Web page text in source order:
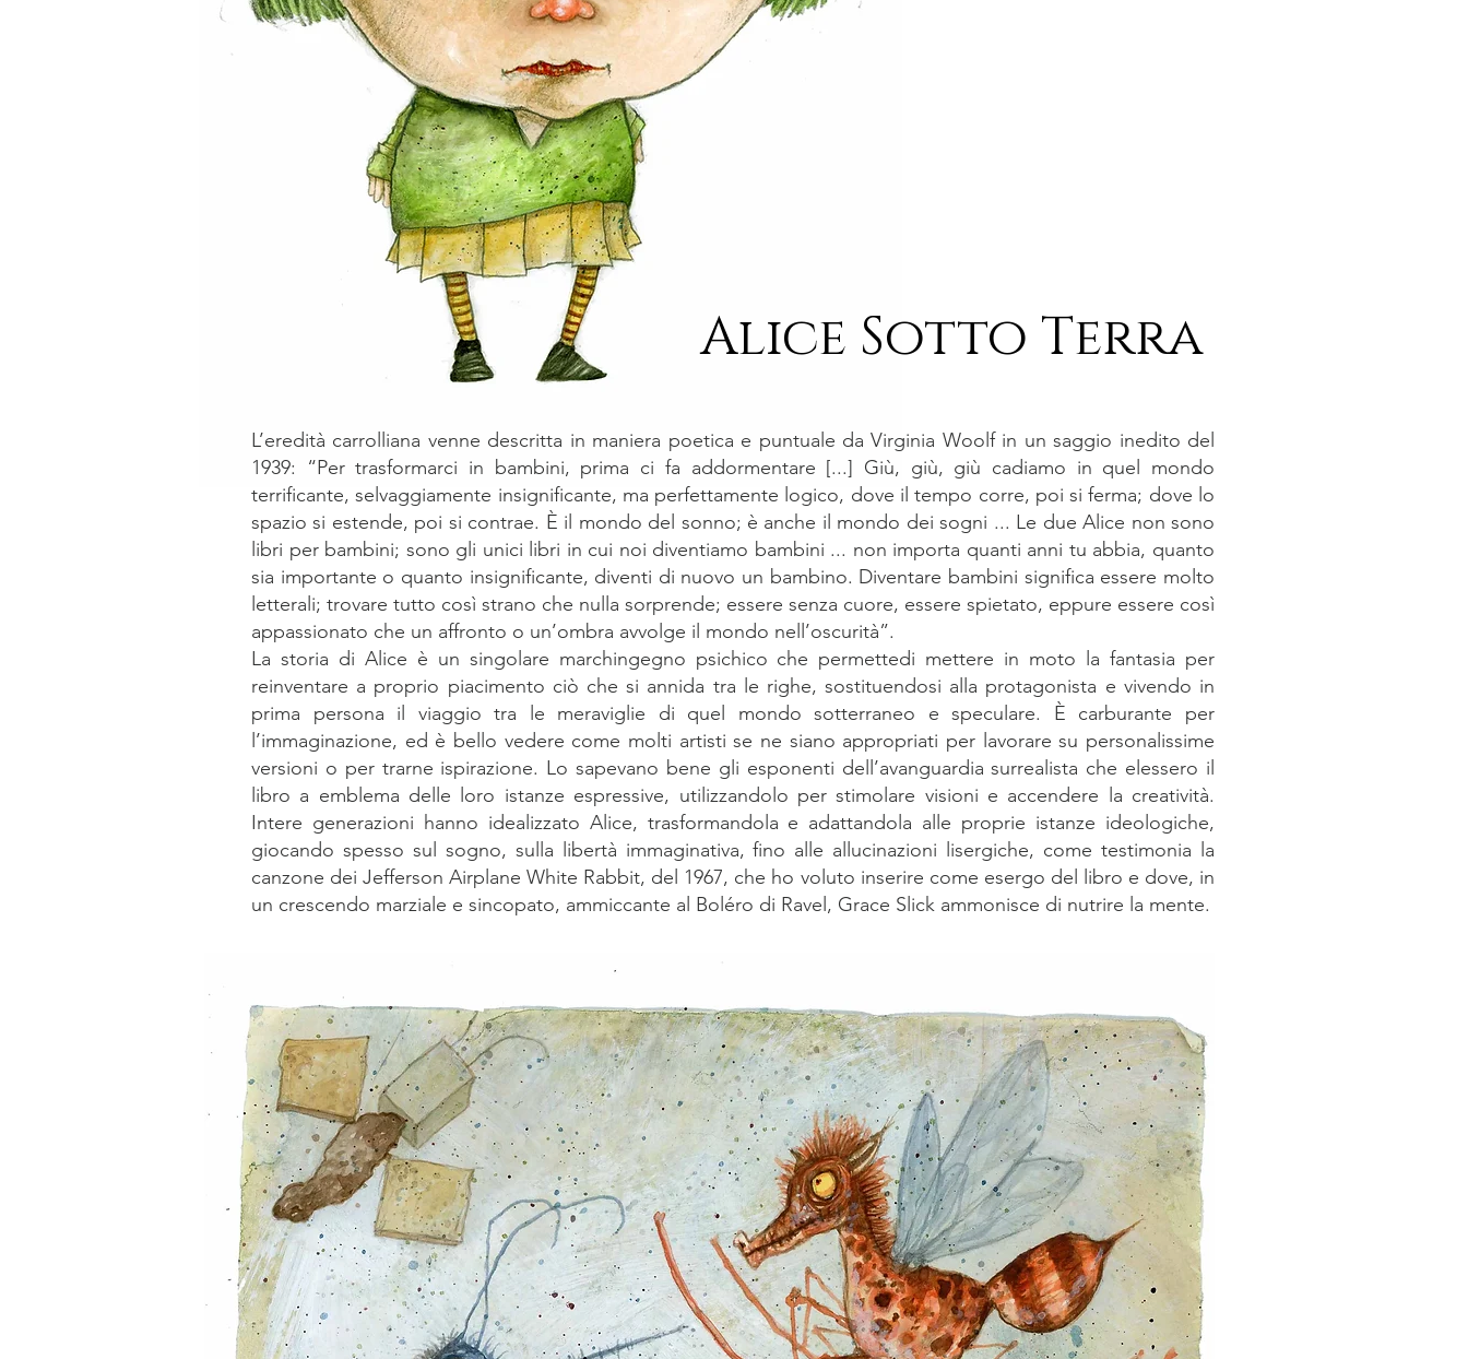
L’eredità carrolliana venne descritta in maniera poetica e puntuale da Virginia Woolf in un saggio inedito del
1939: “Per trasformarci in bambini, prima ci fa addormentare [...] Giù, giù, giù cadiamo in quel mondo
terrificante, selvaggiamente insignificante, ma perfettamente logico, dove il tempo corre, poi si ferma; dove lo
spazio si estende, poi si contrae. È il mondo del sonno; è anche il mondo dei sogni ... Le due Alice non sono
libri per bambini; sono gli unici libri in cui noi diventiamo bambini ... non importa quanti anni tu abbia, quanto
sia importante o quanto insignificante, diventi di nuovo un bambino. Diventare bambini significa essere molto
letterali; trovare tutto così strano che nulla sorprende; essere senza cuore, essere spietato, eppure essere così
appassionato che un affronto o un’ombra avvolge il mondo nell’oscurità”.
La storia di Alice è un singolare marchingegno psichico che permettedi mettere in moto la fantasia per
reinventare a proprio piacimento ciò che si annida tra le righe, sostituendosi alla protagonista e vivendo in
prima persona il viaggio tra le meraviglie di quel mondo sotterraneo e speculare. È carburante per
l’immaginazione, ed è bello vedere come molti artisti se ne siano appropriati per lavorare su personalissime
versioni o per trarne ispirazione. Lo sapevano bene gli esponenti dell’avanguardia surrealista che elessero il
libro a emblema delle loro istanze espressive, utilizzandolo per stimolare visioni e accendere la creatività.
Intere generazioni hanno idealizzato Alice, trasformandola e adattandola alle proprie istanze ideologiche,
giocando spesso sul sogno, sulla libertà immaginativa, fino alle allucinazioni lisergiche, come testimonia la
canzone dei Jefferson Airplane White Rabbit, del 1967, che ho voluto inserire come esergo del libro e dove, in
un crescendo marziale e sincopato, ammiccante al Boléro di Ravel, Grace Slick ammonisce di nutrire la mente.
Alice Sotto Terra